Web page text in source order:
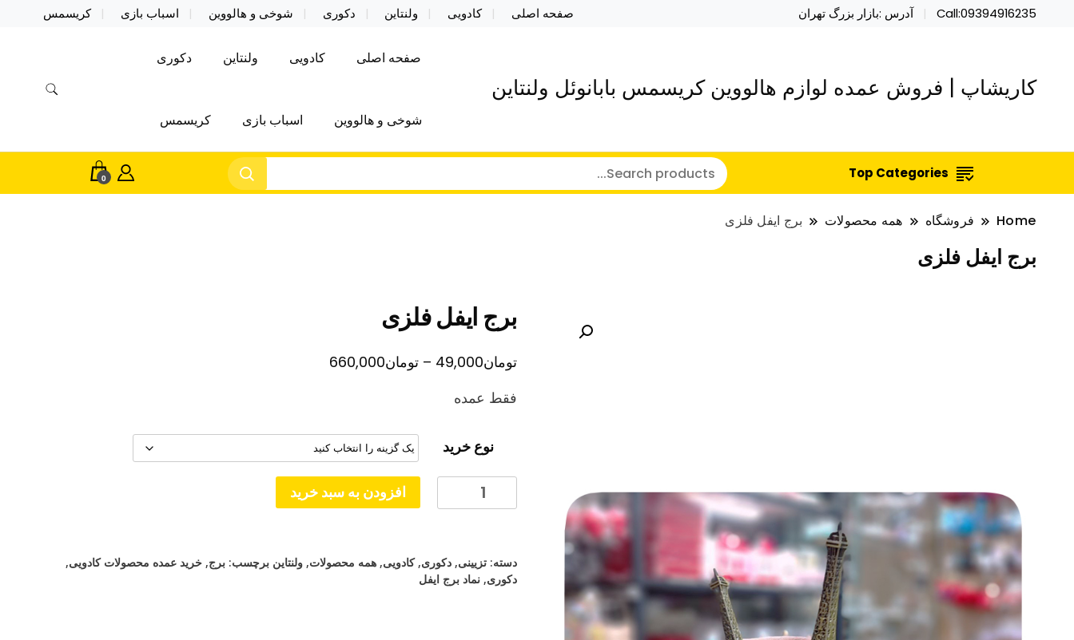
Call:09394916235 آدرس :بازار بزرگ تهران صفحه اصلی کادویی ولنتاین دکوری شوخی و هالووین اسباب بازی کریسمس
کاریشاپ | فروش عمده لوازم هالووین کریسمس بابانوئل ولنتاین
صفحه اصلی کادویی ولنتاین دکوری
شوخی و هالووین اسباب بازی کریسمس
Top Categories
0
Home فروشگاه همه محصولات برج ایفل فلزی
برج ایفل فلزی
برج ایفل فلزی
تومان49,000
– تومان660,000
تا
تومان660,000
فقط عمده
نوع خرید
ایفل
افزودن به سبد خرید
دسته: تزیینی, دکوری,کادویی, همه محصولات, ولنتاین برچسب: برج, خرید عمده محصولات کادویی,
دکوری, نماد برج ایفل